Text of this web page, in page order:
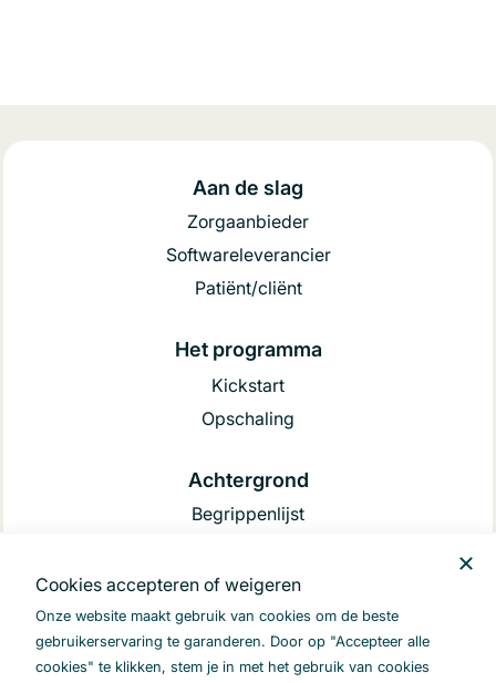
Cookies accepteren of weigeren
Onze website maakt gebruik van cookies om de beste
gebruikerservaring te garanderen. Door op "Accepteer alle
cookies" te klikken, stem je in met het gebruik van cookies
Aan de slag
Zorgaanbieder
Softwareleverancier
Patiënt/cliënt
Het programma
Kickstart
Opschaling
Achtergrond
Begrippenlijst
FAQ
Nieuwsbrief